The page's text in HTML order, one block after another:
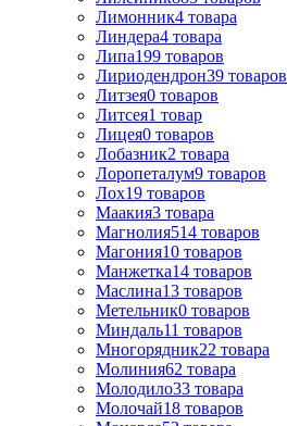
Лимонник4 товара
Линдера4 товара
Липа199 товаров
Лириодендрон39 товаров
Литзея0 товаров
Литсея1 товар
Лицея0 товаров
Лобазник2 товара
Лоропеталум9 товаров
Лох19 товаров
Маакия3 товара
Магнолия514 товаров
Магония10 товаров
Манжетка14 товаров
Маслина13 товаров
Метельник0 товаров
Миндаль11 товаров
Многорядник22 товара
Молиния62 товара
Молодило33 товара
Молочай18 товаров